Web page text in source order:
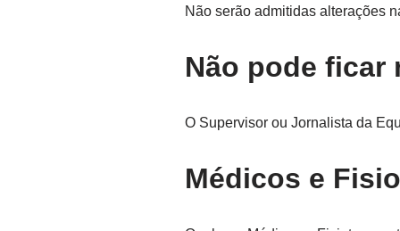
Não serão admitidas alterações
Não pode ficar
O Supervisor ou Jornalista da
Médicos e